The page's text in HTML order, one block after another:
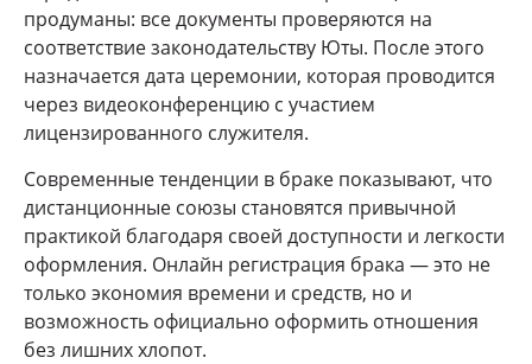
продуманы: все документы проверяются на
соответствие законодательству Юты. После этого
назначается дата церемонии, которая проводится
через видеоконференцию с участием
лицензированного служителя.
Современные тенденции в браке показывают, что
дистанционные союзы становятся привычной
практикой благодаря своей доступности и легкости
оформления. Онлайн регистрация брака — это не
только экономия времени и средств, но и
возможность официально оформить отношения
без лишних хлопот.